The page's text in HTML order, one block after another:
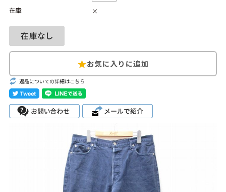
5 ラルフローレン
Search by Brandブランドから探す
ラルフ ローレン ザ・ノース・フェ
イス
カーハート ディッキーズ
アディダス ナイキ
在庫:
×
返品についての詳細はこちら